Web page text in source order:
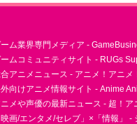
ム業界専門メディア -
ムコミュニティサイト - RUGs
アニメニュース - アニメ！アニメ
向けアニメ情報サイト - Anime
メや声優の最新ニュース - 超！ア
映画/エンタメ/セレブ」×「情報」 -